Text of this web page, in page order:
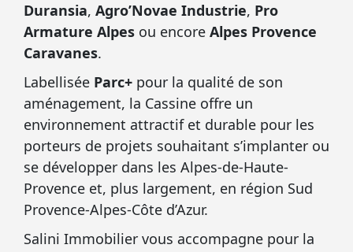
Duransia, Agro’Novae Industrie, Pro
Armature Alpes ou encore Alpes Provence
Caravanes.
Labellisée Parc+ pour la qualité de son
aménagement, la Cassine offre un
environnement attractif et durable pour les
porteurs de projets souhaitant s’implanter ou
se développer dans les Alpes-de-Haute-
Provence et, plus largement, en région Sud
Provence-Alpes-Côte d’Azur.
Salini Immobilier vous accompagne pour la